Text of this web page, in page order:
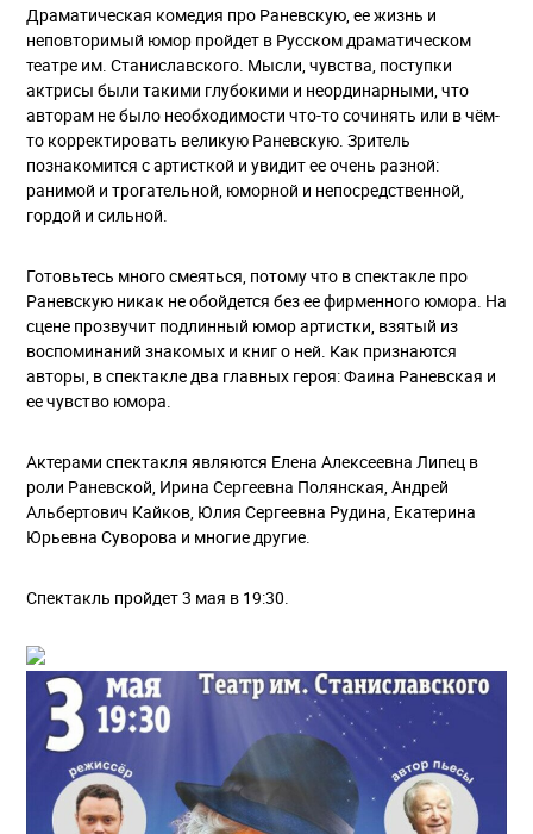
Драматическая комедия про Раневскую, ее жизнь и
неповторимый юмор пройдет в Русском драматическом
театре им. Станиславского. Мысли, чувства, поступки
актрисы были такими глубокими и неординарными, что
авторам не было необходимости что-то сочинять или в чём-
то корректировать великую Раневскую. Зритель
познакомится с артисткой и увидит ее очень разной:
ранимой и трогательной, юморной и непосредственной,
гордой и сильной.
Готовьтесь много смеяться, потому что в спектакле про
Раневскую никак не обойдется без ее фирменного юмора. На
сцене прозвучит подлинный юмор артистки, взятый из
воспоминаний знакомых и книг о ней. Как признаются
авторы, в спектакле два главных героя: Фаина Раневская и
ее чувство юмора.
Актерами спектакля являются Елена Алексеевна Липец в
роли Раневской, Ирина Сергеевна Полянская, Андрей
Альбертович Кайков, Юлия Сергеевна Рудина, Екатерина
Юрьевна Суворова и многие другие.
Спектакль пройдет 3 мая в 19:30.